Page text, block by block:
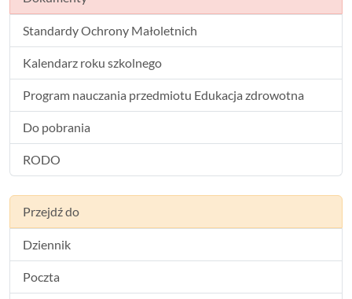
Standardy Ochrony Małoletnich
Kalendarz roku szkolnego
Program nauczania przedmiotu Edukacja zdrowotna
Do pobrania
RODO
Przejdź do
Dziennik
Poczta